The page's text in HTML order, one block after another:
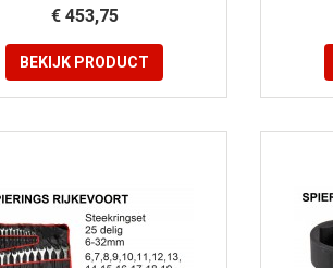
€ 453,75
BEKIJK PRODUCT